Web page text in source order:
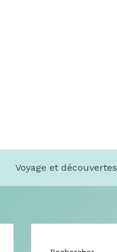
Voyage et découvertes